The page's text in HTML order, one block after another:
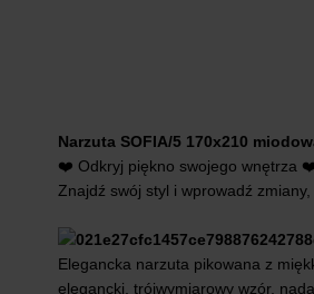
Narzuta SOFIA/5 170x210
❤️ Odkryj piękno swojego wnętrza
Znajdź swój styl i wprowadź
Elegancka narzuta pikowana z
elegancki, trójwymiarowy wzór,